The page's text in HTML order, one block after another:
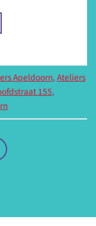
Apeldoorn,Ateliers
155,